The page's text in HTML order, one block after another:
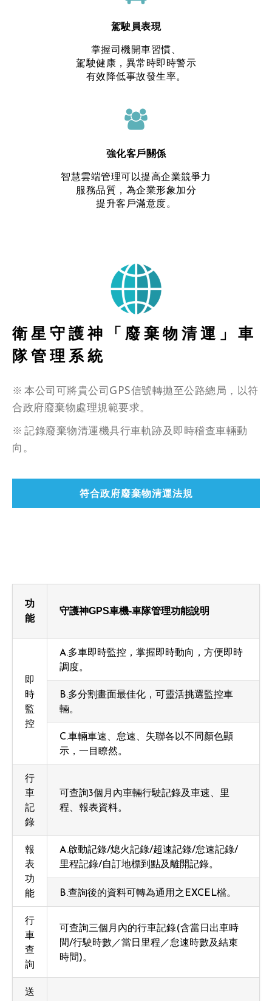
駕駛員表現
掌握司機開車習慣、
駕駛健康，異常時即時警示
有效降低事故發生率。
強化客戶關係
智慧雲端管理可以提高企業競爭力
服務品質，為企業形象加分
提升客戶滿意度。
衛星守護神「廢棄物清運」車
隊管理系統
※ 本公司可將貴公司GPS信號轉拋至公路總局，以符
合政府廢棄物處理規範要求。
※ 記錄廢棄物清運機具行車軌跡及即時稽查車輛動
向。
符合政府廢棄物清運法規
功
能
守護神GPS車機-車隊管理功能說明
即
時
監
控
A.多車即時監控，掌握即時動向，方便即時
調度。
B.多分割畫面最佳化，可靈活挑選監控車
輛。
C.車輛車速、怠速、失聯各以不同顏色顯
示，一目瞭然。
行
車
記
錄
可查詢3個月內車輛行駛記錄及車速、里
程、報表資料。
報
表
功
能
A.啟動記錄/熄火記錄/超速記錄/怠速記錄/
里程記錄/自訂地標到點及離開記錄。
B.查詢後的資料可轉為通用之EXCEL檔。
行
車
查
詢
可查詢三個月內的行車記錄(含當日出車時
間/行駛時數／當日里程／怠速時數及結束
時間)。
送